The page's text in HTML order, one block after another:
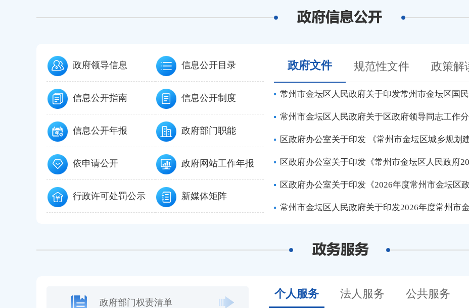
政府领导信息 信息公开目录
信息公开指南 信息公开制度
信息公开年报 政府部门职能
依申请公开 政府网站工作年报
行政许可处罚公示 新媒体矩阵
政府文件 规范性文件 政策解
常州市金坛区人民政府关于印发常州市金坛区国
常州市金坛区人民政府关于区政府领导同志工作
区政府办公室关于印发 《常州市金坛区城乡规划
区政府办公室关于印发《常州市金坛区人民政府
区政府办公室关于印发《2026年度常州市金坛区
常州市金坛区人民政府关于印发2026年度常州市
政府部门权责清单
个人服务 法人服务 公共服务